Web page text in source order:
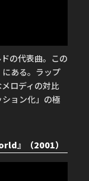
の代表曲。この
ある。ラップ
ロディの対比
ョン化」の極
』（2001）